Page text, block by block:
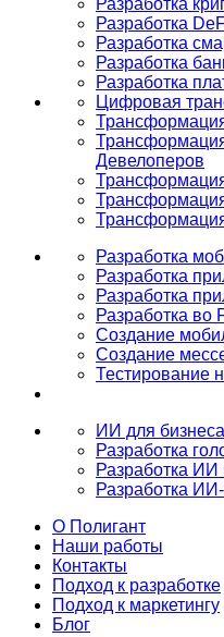
Разработка
Разработка
Разработка
Разработка
Цифровая
Девелоперов
Разработка
Разработка
Разработка
Разработка во
Создание
Создание
Тестирование
ИИ для бизнеса
Разработка
Разработка ИИ
Разработка
О Полигант
Наши работы
Контакты
Подход к разработке
Подход к маркетингу
Блог